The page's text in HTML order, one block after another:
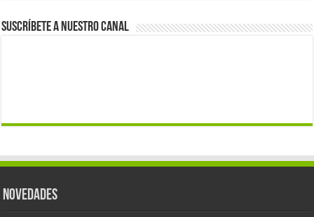
Suscríbete a nuestro canal
Novedades